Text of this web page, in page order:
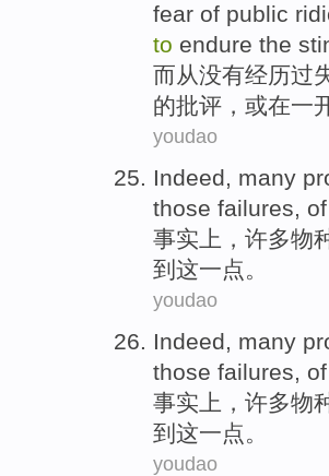
fear of public
to endure the
而从没有经历过
的批评， 或在一
youdao
Indeed, many
those failures,
事实上 ， 许多物
到这一点。
youdao
Indeed, many
those failures,
事实上 ， 许多物
到这一点。
youdao